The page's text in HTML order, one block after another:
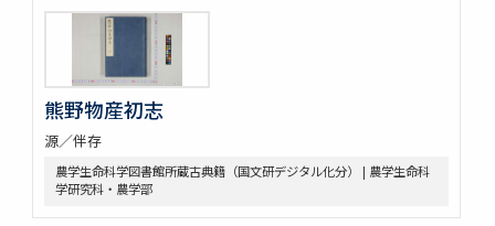
熊野物産初志
源／伴存
農学生命科学図書館所蔵古典籍（国文研デジタル化分） | 農学生命科
学研究科・農学部